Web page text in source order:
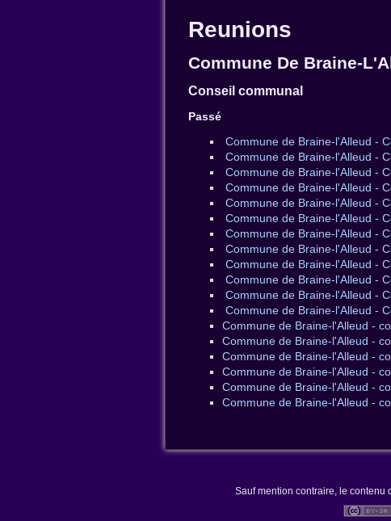
Reunions
Commune De Braine-
Conseil communal
Passé
Commune de Braine-l'Alleud -
Commune de Braine-l'Alleud -
Commune de Braine-l'Alleud -
Commune de Braine-l'Alleud -
Commune de Braine-l'Alleud -
Commune de Braine-l'Alleud -
Commune de Braine-l'Alleud -
Commune de Braine-l'Alleud -
Commune de Braine-l'Alleud -
Commune de Braine-l'Alleud -
Commune de Braine-l'Alleud -
Commune de Braine-l'Alleud -
Commune de Braine-l'Alleud -
Commune de Braine-l'Alleud -
Commune de Braine-l'Alleud -
Commune de Braine-l'Alleud -
Commune de Braine-l'Alleud -
Commune de Braine-l'Alleud -
Sauf mention contraire, le contenu